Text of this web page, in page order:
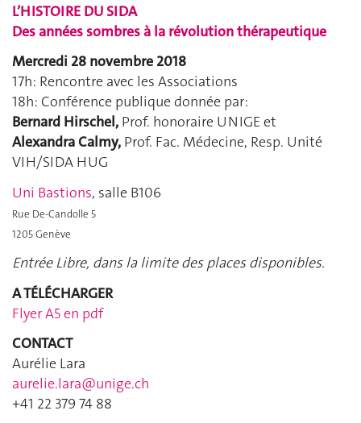
L’HISTOIRE DU SIDA
Des années sombres à la révolution thérapeutique
Mercredi 28 novembre 2018
17h: Rencontre avec les Associations
18h: Conférence publique donnée par:
Bernard Hirschel, Prof. honoraire UNIGE et
Alexandra Calmy, Prof. Fac. Médecine, Resp. Unité
VIH/SIDA HUG
Uni Bastions, salle B106
Rue De-Candolle 5
1205 Genève
Entrée Libre, dans la limite des places disponibles.
A TÉLÉCHARGER
Flyer A5 en pdf
CONTACT
Aurélie Lara
aurelie.lara@unige.ch
+41 22 379 74 88